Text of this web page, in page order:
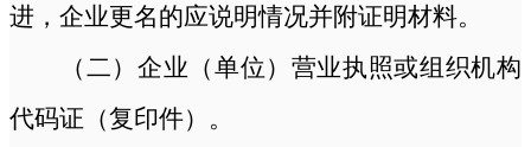
进，企业更名的应说明情况并附证明材料。
（二）企业（单位）营业执照或组织机构
代码证（复印件）。